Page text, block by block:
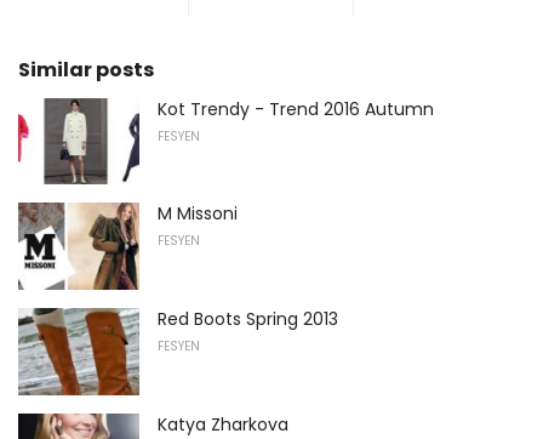
Similar posts
Kot Trendy - Trend 2016 Autumn
FESYEN
M Missoni
FESYEN
Red Boots Spring 2013
FESYEN
Katya Zharkova